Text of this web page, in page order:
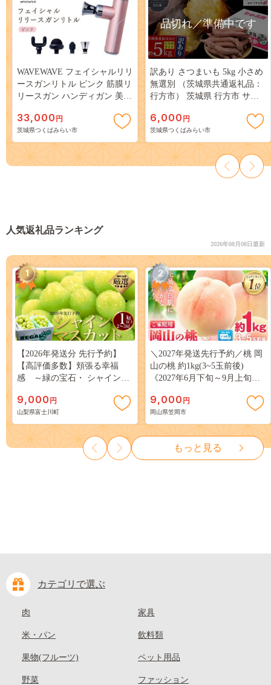
WAVEWAVE フェイシャルリリ
ースガンリトル ピンク 筋膜リ
リースガン ハンディガン 美容
電 首 肩 肩甲骨 癒し グッズ プ
レゼント クリスマス ギフト
母の日 父の日 敬老の日
[AG156-NT]
33,000 円
茨城県つくばみらい市
品切れ／準備中です
訳あり さつまいも 5kg 小さめ
無選別 （茨城県共通返礼品：
行方市） 茨城県 行方市 サツ
[EA01-NT]
6,000 円
茨城県つくばみらい市
人気返礼品ランキング
2026年08月08日最新
1
【2026年発送分 先行予約】
【高評価多数】頬張る幸福
感 ～緑の宝石・ シャインマ
３房） フルーツ 山梨県産 果
物 くだもの シャイン マスカ
ット ぶどう ブドウ 葡萄 大粒
種なし 先行予約 富士川町
10000円 一万円 9000円 九千円
9,000 円
山梨県富士川町
2
＼2027年発送先行予約／桃 岡
山の桃 約1kg(3~5玉前後)
《2027年6月下旬～9月上旬頃
岡山 はくとう スイーツ フル
ーツ 果物 デザート 旬 モモ も
も 先行予約 送料無料 果物 岡
山県 笠岡市 清水白桃 白鳳 白
麗 クール便---
kasaoka_zsy_419_100---
9,000 円
岡山県笠岡市
もっと見る
カテゴリで選ぶ
肉
米・パン
果物(フルーツ)
野菜
家具
飲料類
ペット用品
ファッション